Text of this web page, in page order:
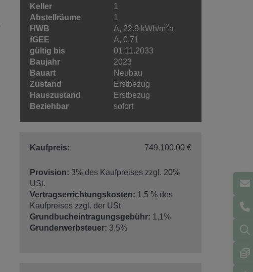
Keller
1
Abstellräume
1
HWB
A, 22.9 kWh/m2a
fGEE
A, 0,71
gültig bis
01.11.2033
Baujahr
2023
Bauart
Neubau
Zustand
Erstbezug
Hauszustand
Erstbezug
Beziehbar
sofort
Kaufpreis: 749.100,00 €
Provision: 3% des Kaufpreises zzgl. 20%
USt.
Vertragserrichtungskosten: 1,5 % des
Kaufpreises zzgl. der USt
Grundbucheintragungsgebühr: 1,1%
Grunderwerbsteuer: 3,5%